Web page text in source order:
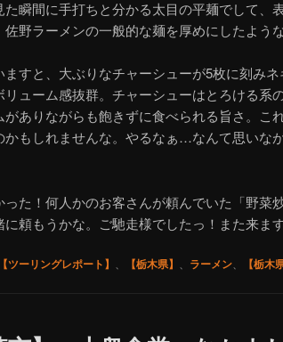
た瞬間に手打ちと分かる太目の平麺でして、
野ラーメンの一般的な麺を厚めにしたよう
ますと、大ぶりなチャーシューが5枚に刻み
リューム感抜群。チャーシューはとろける系
がありながらも飽きずに食べられる旨さ。こ
かもしれませんな。やるなぁ…なんて思いな
った！何人かのお客さんが頼んでいた「野菜
頼もうかな。ご馳走様でしたっ！また来ま
【ツーリングレポート】 【栃木県】 ラーメン 【栃木